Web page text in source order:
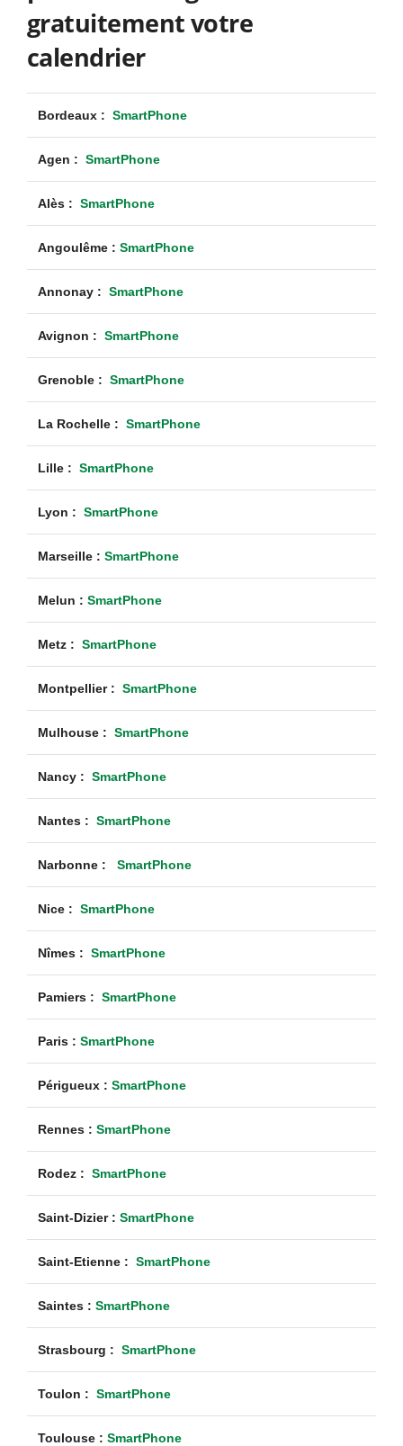
gratuitement votre
calendrier
Bordeaux : SmartPhone
Agen : SmartPhone
Alès : SmartPhone
Angoulême : SmartPhone
Annonay : SmartPhone
Avignon : SmartPhone
Grenoble : SmartPhone
La Rochelle : SmartPhone
Lille : SmartPhone
Lyon : SmartPhone
Marseille : SmartPhone
Melun : SmartPhone
Metz : SmartPhone
Montpellier : SmartPhone
Mulhouse : SmartPhone
Nancy : SmartPhone
Nantes : SmartPhone
Narbonne : SmartPhone
Nice : SmartPhone
Nîmes : SmartPhone
Pamiers : SmartPhone
Paris : SmartPhone
Périgueux : SmartPhone
Rennes : SmartPhone
Rodez : SmartPhone
Saint-Dizier : SmartPhone
Saint-Etienne : SmartPhone
Saintes : SmartPhone
Strasbourg : SmartPhone
Toulon : SmartPhone
Toulouse : SmartPhone